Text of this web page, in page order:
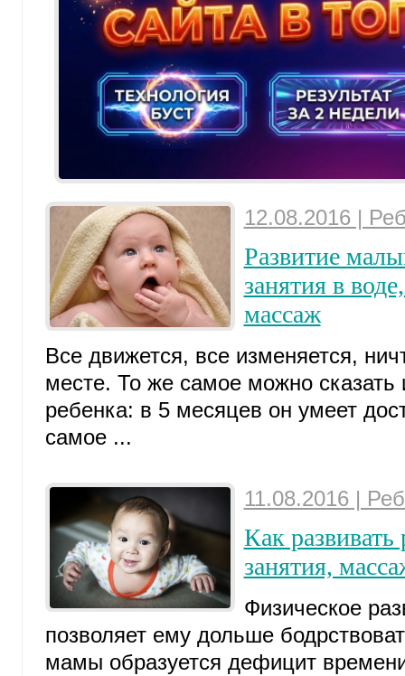
12.08.2016 |
Развитие
занятия в
массаж
Все движется, все изменяется,
месте. То же самое можно сказать
ребенка: в 5 месяцев он умеет
самое ...
11.08.2016 |
Как развивать
занятия,
Физическое
позволяет ему дольше
мамы образуется дефицит